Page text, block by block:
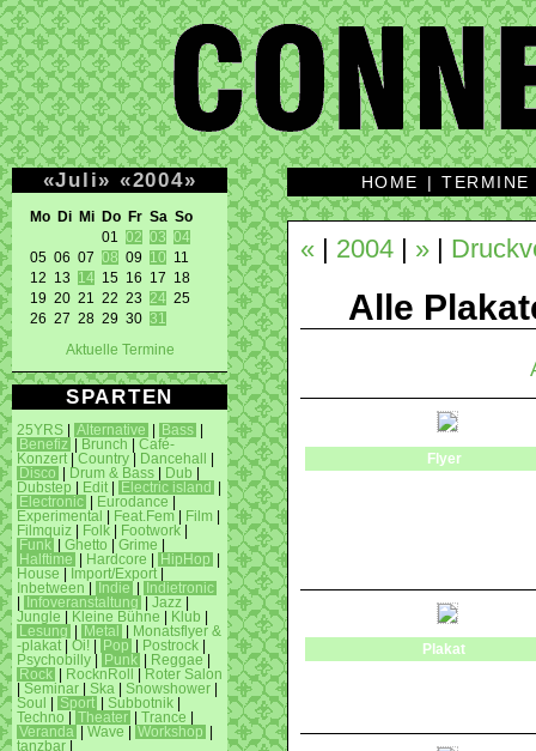
«Juli» «2004»
Mo Di Mi Do Fr Sa So
01 02 03 04
05 06 07 08 09 10 11
12 13 14 15 16 17 18
19 20 21 22 23 24 25
26 27 28 29 30 31
Aktuelle Termine
SPARTEN
25YRS Alternative Bass
Benefiz
Brunch
Café-
Konzert
Country Dancehall
Disco
Drum & Bass Dub
Dubstep
Edit Electric island
Electronic
Eurodance
Experimental
Feat.Fem Film
Filmquiz
Folk Footwork
Funk
Ghetto Grime
Halftime
Hardcore HipHop
House
Import/Export
Inbetween
Indie
Indietronic
Infoveranstaltung Jazz
Jungle
Kleine Bühne Klub
Lesung
Metal
Monatsflyer &
-plakat
Oi! Pop Postrock
Psychobilly
Punk Reggae
Rock
RocknRoll
Roter Salon
Seminar Ska Snowshower
Soul
Sport Subbotnik
Techno
Theater Trance
Veranda
Wave Workshop
tanzbar
HOME |TERMINE
« 2004 »
Alle
Flyer
Plakat